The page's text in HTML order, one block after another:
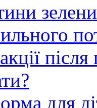
для